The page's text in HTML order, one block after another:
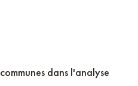
dans l'analyse